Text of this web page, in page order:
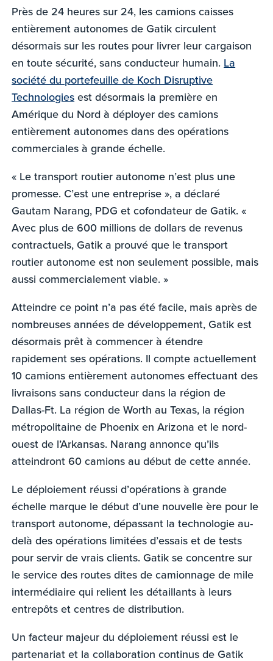
Près de 24 heures sur 24, les camions caisses
entièrement autonomes de Gatik circulent
désormais sur les routes pour livrer leur cargaison
en toute sécurité, sans conducteur humain. La
société du portefeuille de Koch Disruptive
Technologies est désormais la première en
Amérique du Nord à déployer des camions
entièrement autonomes dans des opérations
commerciales à grande échelle.
« Le transport routier autonome n’est plus une
promesse. C’est une entreprise », a déclaré
Gautam Narang, PDG et cofondateur de Gatik. «
Avec plus de 600 millions de dollars de revenus
contractuels, Gatik a prouvé que le transport
routier autonome est non seulement possible, mais
aussi commercialement viable. »
Atteindre ce point n’a pas été facile, mais après de
nombreuses années de développement, Gatik est
désormais prêt à commencer à étendre
rapidement ses opérations. Il compte actuellement
10 camions entièrement autonomes effectuant des
livraisons sans conducteur dans la région de
Dallas-Ft. La région de Worth au Texas, la région
métropolitaine de Phoenix en Arizona et le nord-
ouest de l’Arkansas. Narang annonce qu’ils
atteindront 60 camions au début de cette année.
Le déploiement réussi d’opérations à grande
échelle marque le début d’une nouvelle ère pour le
transport autonome, dépassant la technologie au-
delà des opérations limitées d’essais et de tests
pour servir de vrais clients. Gatik se concentre sur
le service des routes dites de camionnage de mile
intermédiaire qui relient les détaillants à leurs
entrepôts et centres de distribution.
Un facteur majeur du déploiement réussi est le
partenariat et la collaboration continus de Gatik